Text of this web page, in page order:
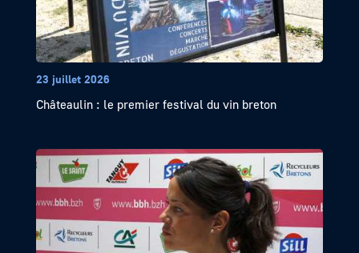
23 juillet 2026
Châteaulin : le premier festival du vin breton